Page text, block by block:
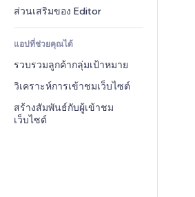
(Crowdfunding)
อาหาร & เครื่องดื่ม
เครื่องคำนวน
ค้นหา
อากาศ
แผนภูมิ & ตาราง
ชุมชน
รีวิว & การรับรอง
CRM
ส่วนเสริมของ Editor
แอปที่ช่วยคุณได้
รวบรวมลูกค้ากลุ่มเป้าหมาย
วิเคราะห์การเข้าชมเว็บไซต์
สร้างสัมพันธ์กับผู้เข้าชม
เว็บไซต์